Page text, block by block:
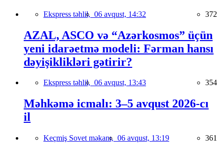
Ekspress təhlil, 06 avqust, 14:32 372
AZAL, ASCO və “Azərkosmos” üçün
yeni idarəetmə modeli: Fərman hansı
dəyişiklikləri gətirir?
Ekspress təhlil, 06 avqust, 13:43 354
Məhkəmə icmalı: 3–5 avqust 2026-cı
il
Keçmiş Sovet məkanı, 06 avqust, 13:19 361